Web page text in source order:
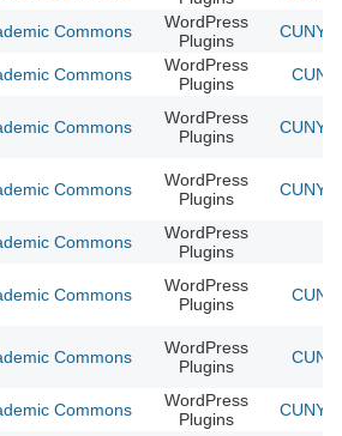
Commons
WordPress
Plugins
CUNY
Commons
WordPress
Plugins
Commons
WordPress
Plugins
CUNY
Commons
WordPress
Plugins
CUNY
Commons
WordPress
Plugins
Commons
WordPress
Plugins
Commons
WordPress
Plugins
Commons
WordPress
Plugins
CUNY